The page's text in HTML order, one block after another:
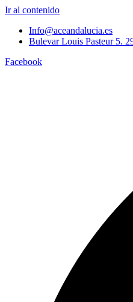
Ir al contenido
Info@aceandalucia.es
Bulevar Louis Pasteur 5.
Facebook